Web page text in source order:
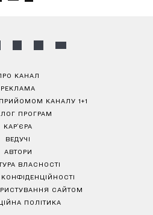
КАНАЛ
РЕКЛАМА
КАНАЛУ 1+1
ПРОГРАМ
КАР’ЄРА
ВЕДУЧІ
АВТОРИ
ВЛАСНОСТІ
САЙТОМ
ПОЛІТИКА